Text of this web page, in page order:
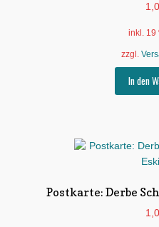
inkl. 19
zzgl.
In den
Postkarte: Derbe